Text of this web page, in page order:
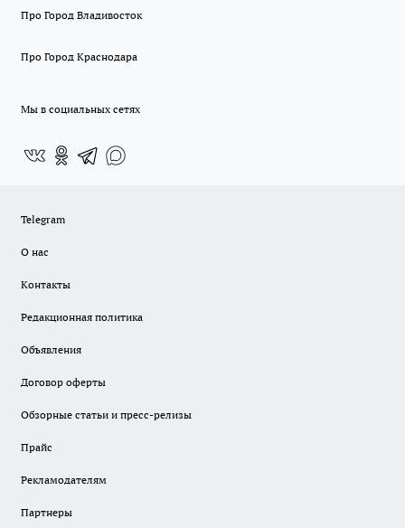
Про Город Владивосток
Про Город Краснодара
Мы в социальных сетях
Telegram
О нас
Контакты
Редакционная политика
Объявления
Договор оферты
Обзорные статьи и пресс-релизы
Прайс
Рекламодателям
Партнеры